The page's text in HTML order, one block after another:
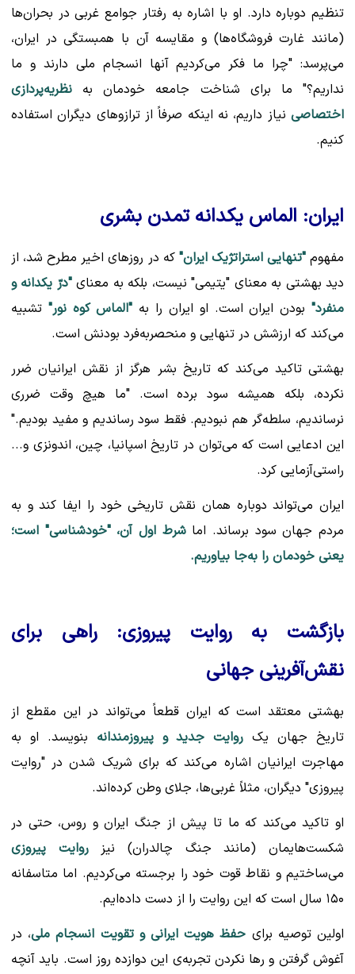
تنظیم دوباره دارد. او با اشاره به رفتار جوامع غربی در بحران‌ها
(مانند غارت فروشگاه‌ها) و مقایسه آن با همبستگی در ایران،
می‌پرسد: "چرا ما فکر می‌کردیم آنها انسجام ملی دارند و ما
نداریم؟" ما برای شناخت جامعه خودمان به نظریه‌پردازی
اختصاصی نیاز داریم، نه اینکه صرفاً از ترازوهای دیگران استفاده
کنیم.
ایران: الماس یکدانه تمدن بشری
مفهوم"تنهایی استراتژیک ایران" که در روزهای اخیر مطرح شد، از
دید بهشتی به معنای "یتیمی" نیست، بلکه به معنای"درّ یکدانه و
منفرد"بودن ایران است. او ایران را به "الماس کوه نور" تشبیه
می‌کند که ارزشش در تنهایی و منحصربه‌فرد بودنش است.
بهشتی تاکید می‌کند که تاریخ بشر هرگز از نقش ایرانیان ضرر
نکرده، بلکه همیشه سود برده است. "ما هیچ وقت ضرری
نرساندیم، سلطه‌گر هم نبودیم. فقط سود رساندیم و مفید بودیم."
این ادعایی است که می‌توان در تاریخ اسپانیا، چین، اندونزی و...
راستی‌آزمایی کرد.
ایران می‌تواند دوباره همان نقش تاریخی خود را ایفا کند و به
مردم جهان سود برساند. اماشرط اول آن، "خودشناسی" است؛
یعنی خودمان را به‌جا بیاوریم.
بازگشت به روایت پیروزی: راهی برای
نقش‌آفرینی جهانی
بهشتی معتقد است که ایران قطعاً می‌تواند در این مقطع از
تاریخ جهان یک روایت جدید و پیروزمندانه بنویسد. او به
مهاجرت ایرانیان اشاره می‌کند که برای شریک شدن در "روایت
پیروزی" دیگران، مثلاً غربی‌ها، جلای وطن کرده‌اند.
او تاکید می‌کند که ما تا پیش از جنگ ایران و روس، حتی در
شکست‌هایمان (مانند جنگ چالدران) نیزروایت پیروزی
می‌ساختیم و نقاط قوت خود را برجسته می‌کردیم. اما متاسفانه
۱۵۰ سال است که این روایت را از دست داده‌ایم.
اولین توصیه برای حفظ هویت ایرانی و تقویت انسجام ملی، در
آغوش گرفتن و رها نکردن تجربه‌ی این دوازده روز است. باید آنچه